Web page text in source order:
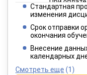
2
При оплате
Стандартная
изменения
Срок отправки
окончания
Внесение
календарных
Смотреть еще (1)